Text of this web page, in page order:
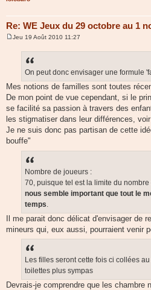
Re: WE Jeux du 29 octobre au 1
e
Jeu 19 Août 2010 11:27
On peut donc envisager une formule
Mes notions de familles sont toutes
De mon point de vue cependant, si le
se facilité sa passion à travers des
les stigmatiser dans leur différences,
Je ne suis donc pas partisan de cette
bouffe"
Nombre de joueurs :
70, puisque tel est la limite du
nous semble important que tout le
temps
Il me parait donc délicat d'envisager de
mineurs qui, eux aussi, pourraient venir
Les filles seront cette fois ci collées
toilettes plus sympas
Devrais-je comprendre que les chambre